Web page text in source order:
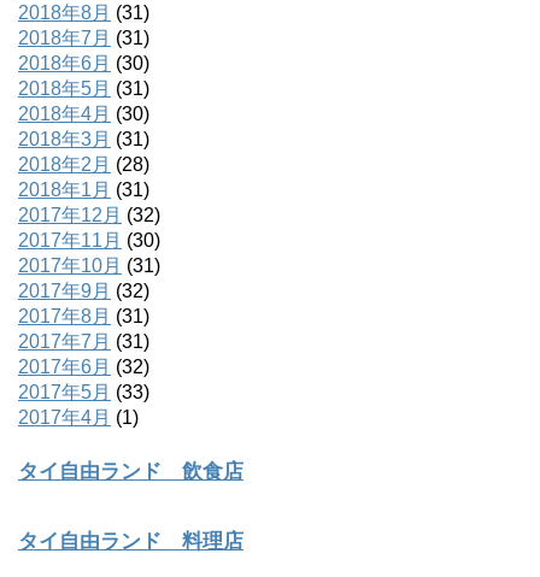
2018年8月 (31)
2018年7月 (31)
2018年6月 (30)
2018年5月 (31)
2018年4月 (30)
2018年3月 (31)
2018年2月 (28)
2018年1月 (31)
2017年12月 (32)
2017年11月 (30)
2017年10月 (31)
2017年9月 (32)
2017年8月 (31)
2017年7月 (31)
2017年6月 (32)
2017年5月 (33)
2017年4月 (1)
タイ自由ランド 飲食店
タイ自由ランド 料理店